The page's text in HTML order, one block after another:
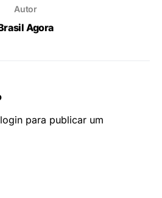
Autor
Agora
login para publicar um